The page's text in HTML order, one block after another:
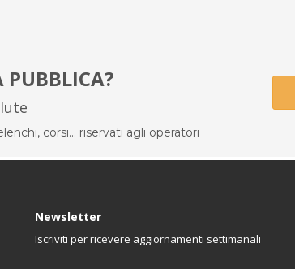
PUBBLICA?
corsi... riservati agli operatori
Newsletter
Iscriviti per ricevere aggiornamenti settimanali